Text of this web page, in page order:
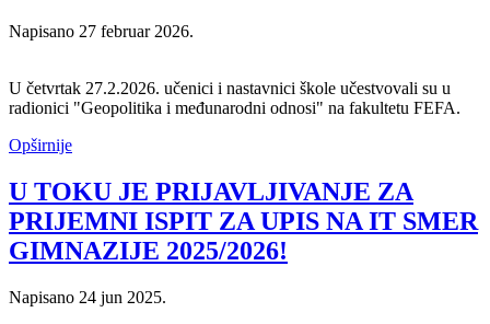
Napisano 27 februar 2026.
U četvrtak 27.2.2026. učenici i nastavnici škole učestvovali su u
radionici "Geopolitika i međunarodni odnosi" na fakultetu FEFA.
Opširnije
U TOKU JE PRIJAVLJIVANJE ZA
PRIJEMNI ISPIT ZA UPIS NA IT SMER
GIMNAZIJE 2025/2026!
Napisano 24 jun 2025.